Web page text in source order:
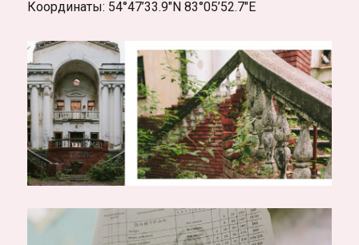
Координаты: 54°47’33.9″N 83°05’52.7″E